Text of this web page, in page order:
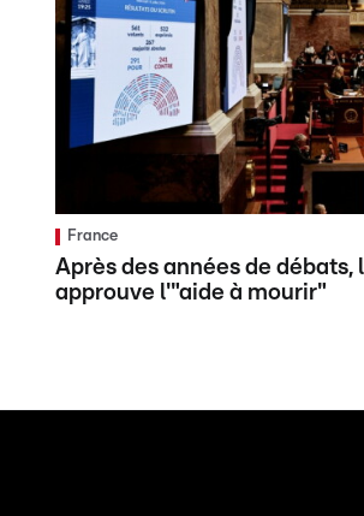
France
Après des années de débats,
approuve l'"aide à mourir"